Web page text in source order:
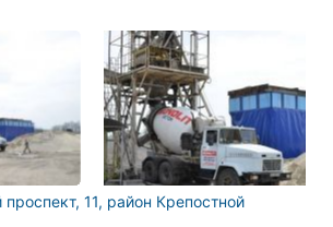
11, район Крепостной